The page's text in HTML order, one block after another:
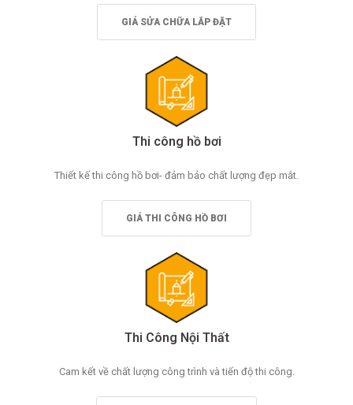
GIÁ SỬA CHỮA LẮP ĐẶT
Thi công hồ bơi
Thiết kế thi công hồ bơi- đảm bảo chất lượng đẹp mắt.
GIÁ THI CÔNG HỒ BƠI
Thi Công Nội Thất
Cam kết về chất lượng công trình và tiến độ thi công.